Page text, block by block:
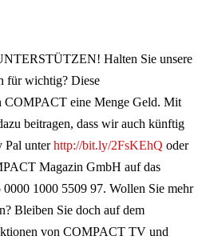
Halten Sie unsere
für wichtig? Diese
COMPACT eine Menge Geld. Mit
beitragen, dass wir auch künftig
Pal unterhttp://bit.ly/2FsKEhQ oder
Magazin GmbH auf das
1000 5509 97. Wollen Sie mehr
Bleiben Sie doch auf dem
von COMPACT TV und